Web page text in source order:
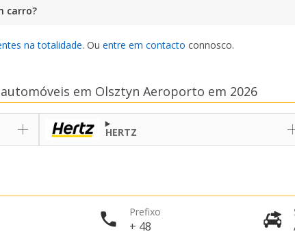
carro?
na totalidade. Ou entre em contacto connosco.
em Olsztyn Aeroporto em 2026
HERTZ
Prefixo
+ 48